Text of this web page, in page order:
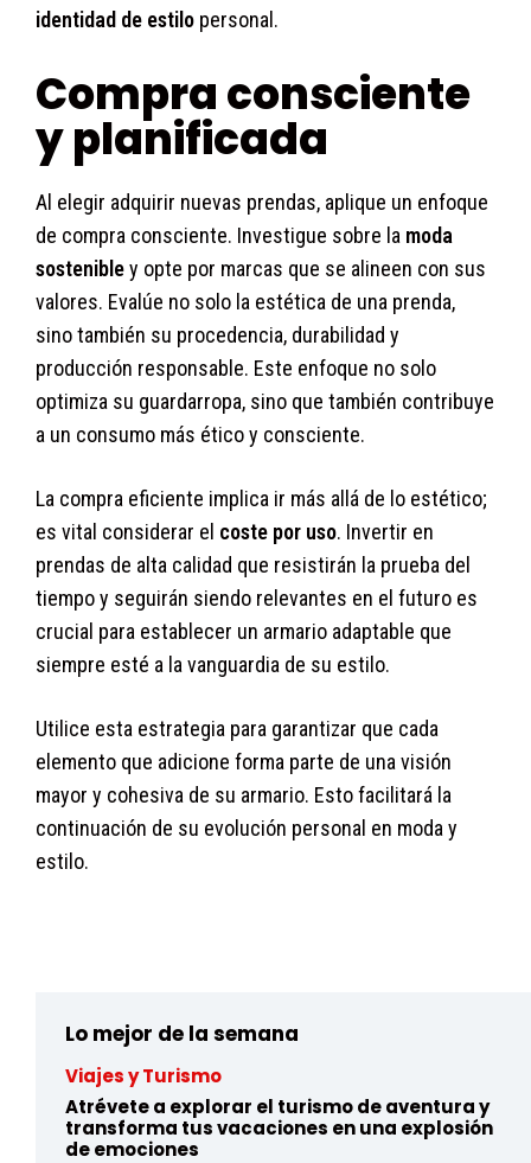
identidad de estilo personal.
Compra consciente
y planificada
Al elegir adquirir nuevas prendas, aplique un enfoque
de compra consciente. Investigue sobre la moda
sostenibley opte por marcas que se alineen con sus
valores. Evalúe no solo la estética de una prenda,
sino también su procedencia, durabilidad y
producción responsable. Este enfoque no solo
optimiza su guardarropa, sino que también contribuye
a un consumo más ético y consciente.
La compra eficiente implica ir más allá de lo estético;
es vital considerar el coste por uso. Invertir en
prendas de alta calidad que resistirán la prueba del
tiempo y seguirán siendo relevantes en el futuro es
crucial para establecer un armario adaptable que
siempre esté a la vanguardia de su estilo.
Utilice esta estrategia para garantizar que cada
elemento que adicione forma parte de una visión
mayor y cohesiva de su armario. Esto facilitará la
continuación de su evolución personal en moda y
estilo.
Lo mejor de la semana
Viajes y Turismo
Atrévete a explorar el turismo de aventura y
transforma tus vacaciones en una explosión
de emociones